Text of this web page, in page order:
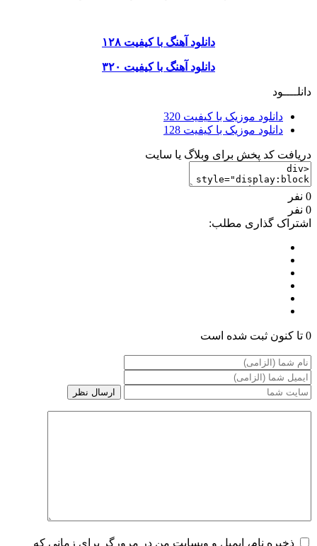
دانلود آهنگ با کیفیت ۱۲۸
دانلود آهنگ با کیفیت ۳۲۰
دانلــــود
دانلود موزیک با کیفیت 320
دانلود موزیک با کیفیت 128
دریافت کد پخش برای وبلاگ یا سایت
0 نفر
0 نفر
اشتراک گذاری مطلب:
0 تا کنون ثبت شده است
ذخیره نام، ایمیل و وبسایت من در مرورگر برای زمانی که